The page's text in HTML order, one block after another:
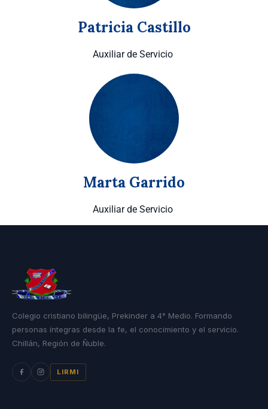
Patricia Castillo
Auxiliar de Servicio
Marta Garrido
Auxiliar de Servicio
Colegio cristiano bilingüe, Prekinder a 4° Medio. Formando
personas íntegras desde la fe, el conocimiento y el servicio.
Chillán, Región de Ñuble.
LIRMI